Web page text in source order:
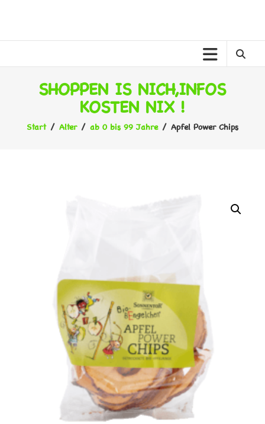
SHOPPEN IS NICH,INFOS
KOSTEN NIX !
Start/ Alter/ ab 0 bis 99 Jahre/ Apfel Power Chips